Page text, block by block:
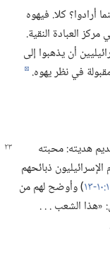
أرادوا؟‏ كلا.‏ فيهوه
العبادة النقية.‏
أن يذهبوا إلى
في نظر يهوه.‏ d
هديته:‏ محبته
ذبائحهم
‏)‏ وأوضح لهم من
«هذا الشعب .‏ .‏ .‏